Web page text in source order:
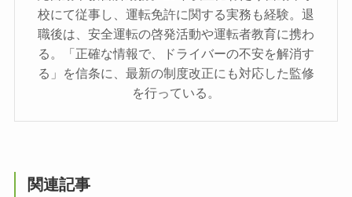
校にて従事し、運転免許に関する実務も経験。退
職後は、安全運転の啓発活動や運転者教育に携わ
る。「正確な情報で、ドライバーの不安を解消す
る」を信条に、最新の制度改正にも対応した監修
を行っている。
関連記事